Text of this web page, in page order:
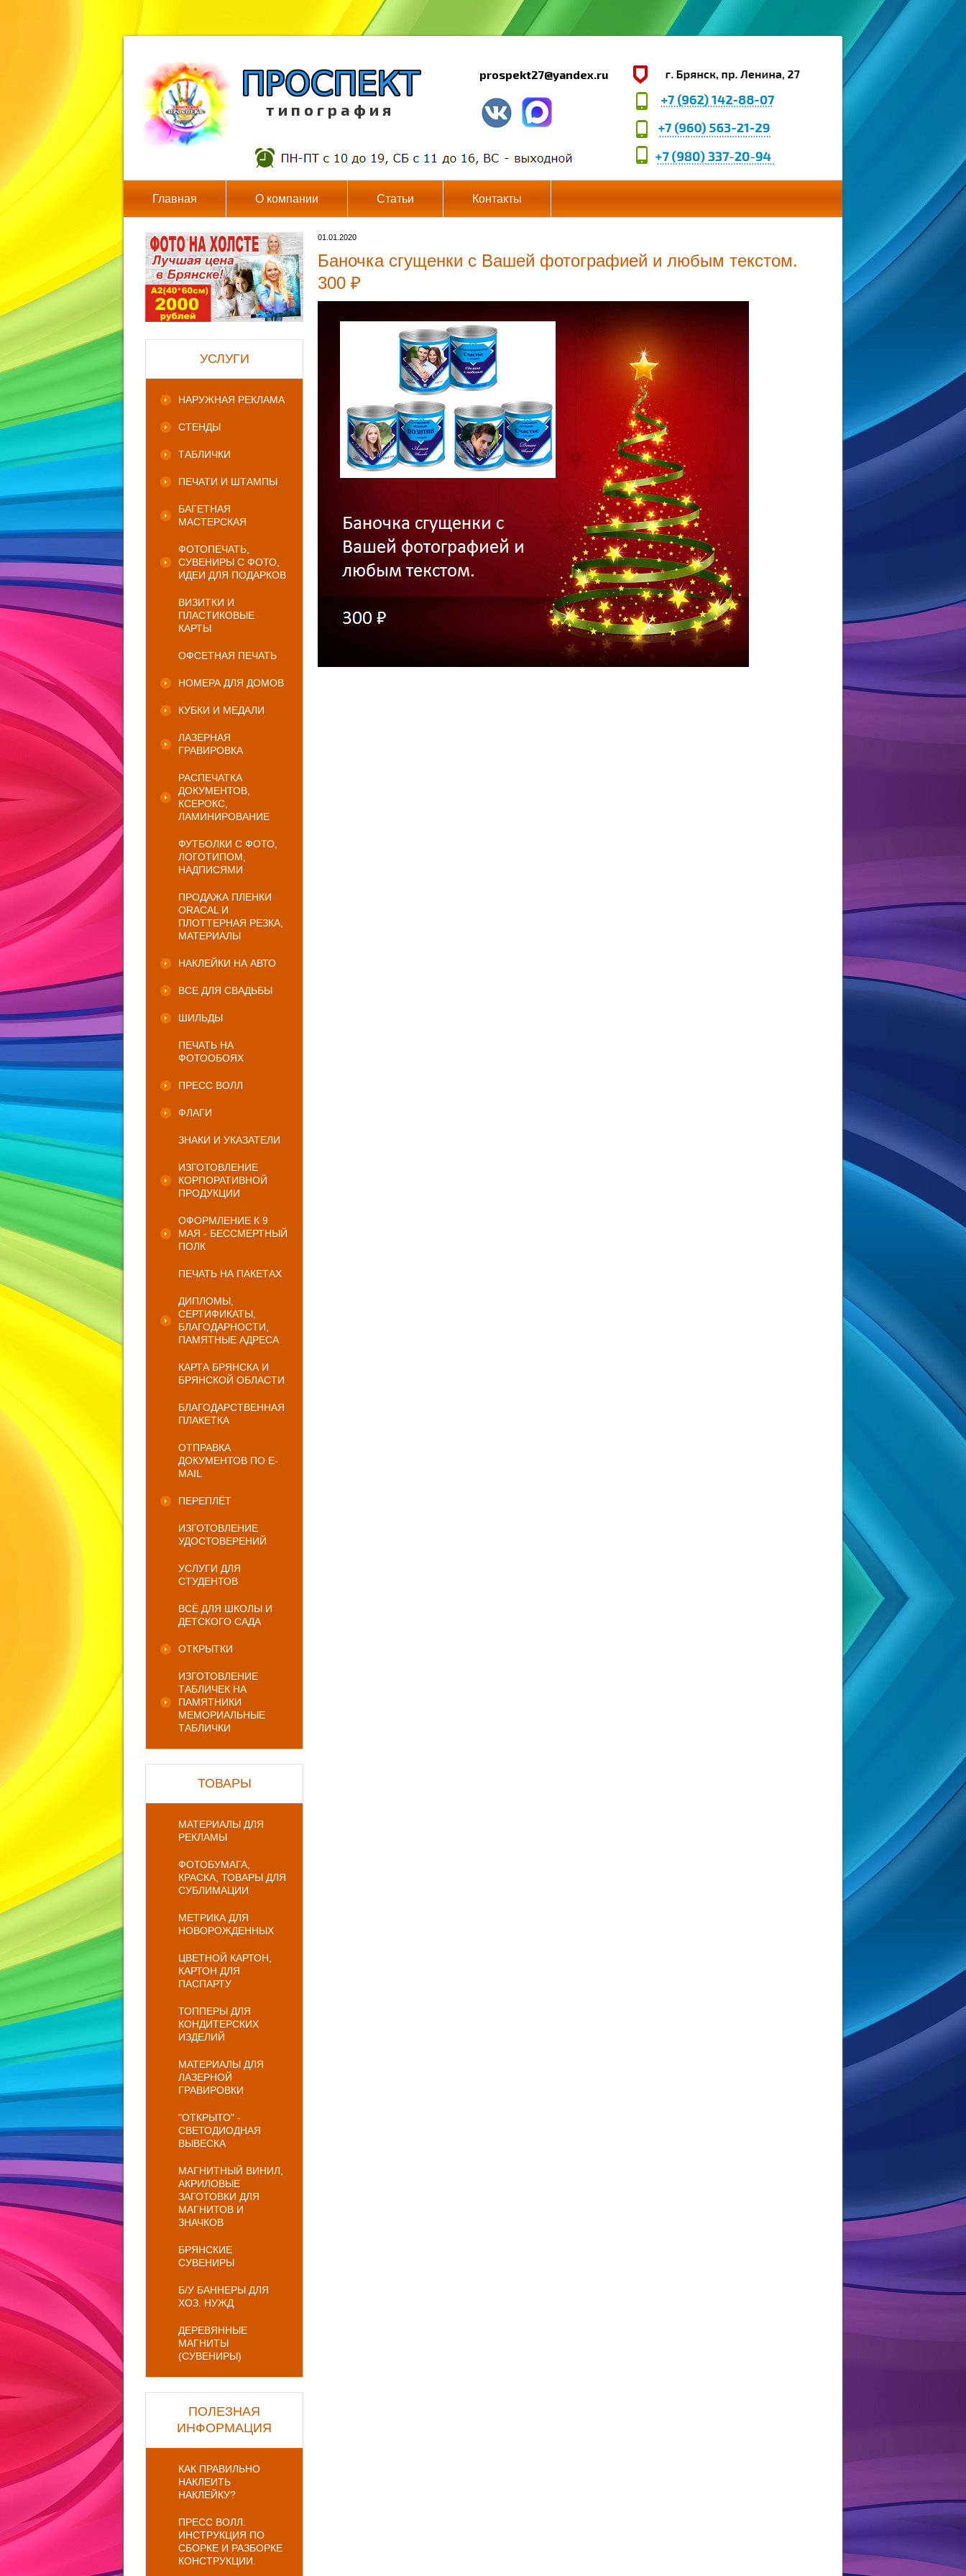
т и п о г р а ф и я
prospekt27@yandex.ru
Главная О компании Статьи Контакты
УСЛУГИ
НАРУЖНАЯ РЕКЛАМА
СТЕНДЫ
ТАБЛИЧКИ
ПЕЧАТИ И ШТАМПЫ
БАГЕТНАЯ
МАСТЕРСКАЯ
ФОТОПЕЧАТЬ,
СУВЕНИРЫ С ФОТО,
ИДЕИ ДЛЯ ПОДАРКОВ
ВИЗИТКИ И
ПЛАСТИКОВЫЕ
КАРТЫ
ОФСЕТНАЯ ПЕЧАТЬ
НОМЕРА ДЛЯ ДОМОВ
КУБКИ И МЕДАЛИ
ЛАЗЕРНАЯ
ГРАВИРОВКА
РАСПЕЧАТКА
ДОКУМЕНТОВ,
КСЕРОКС,
ЛАМИНИРОВАНИЕ
ФУТБОЛКИ С ФОТО,
ЛОГОТИПОМ,
НАДПИСЯМИ
ПРОДАЖА ПЛЕНКИ
ORACAL И
ПЛОТТЕРНАЯ РЕЗКА,
МАТЕРИАЛЫ
НАКЛЕЙКИ НА АВТО
ВСЕ ДЛЯ СВАДЬБЫ
ШИЛЬДЫ
ПЕЧАТЬ НА
ФОТООБОЯХ
ПРЕСС ВОЛЛ
ФЛАГИ
ЗНАКИ И УКАЗАТЕЛИ
ИЗГОТОВЛЕНИЕ
КОРПОРАТИВНОЙ
ПРОДУКЦИИ
ОФОРМЛЕНИЕ К 9
МАЯ - БЕССМЕРТНЫЙ
ПОЛК
ПЕЧАТЬ НА ПАКЕТАХ
ДИПЛОМЫ,
СЕРТИФИКАТЫ,
БЛАГОДАРНОСТИ,
ПАМЯТНЫЕ АДРЕСА
КАРТА БРЯНСКА И
БРЯНСКОЙ ОБЛАСТИ
БЛАГОДАРСТВЕННАЯ
ПЛАКЕТКА
ОТПРАВКА
ДОКУМЕНТОВ ПО E-
MAIL
ПЕРЕПЛЁТ
ИЗГОТОВЛЕНИЕ
УДОСТОВЕРЕНИЙ
УСЛУГИ ДЛЯ
СТУДЕНТОВ
ВСЁ ДЛЯ ШКОЛЫ И
ДЕТСКОГО САДА
ОТКРЫТКИ
ИЗГОТОВЛЕНИЕ
ТАБЛИЧЕК НА
ПАМЯТНИКИ
МЕМОРИАЛЬНЫЕ
ТАБЛИЧКИ
ТОВАРЫ
МАТЕРИАЛЫ ДЛЯ
РЕКЛАМЫ
ФОТОБУМАГА,
КРАСКА, ТОВАРЫ ДЛЯ
СУБЛИМАЦИИ
МЕТРИКА ДЛЯ
НОВОРОЖДЕННЫХ
ЦВЕТНОЙ КАРТОН,
КАРТОН ДЛЯ
ПАСПАРТУ
ТОППЕРЫ ДЛЯ
КОНДИТЕРСКИХ
ИЗДЕЛИЙ
МАТЕРИАЛЫ ДЛЯ
ЛАЗЕРНОЙ
ГРАВИРОВКИ
"ОТКРЫТО" -
СВЕТОДИОДНАЯ
ВЫВЕСКА
МАГНИТНЫЙ ВИНИЛ,
АКРИЛОВЫЕ
ЗАГОТОВКИ ДЛЯ
МАГНИТОВ И
ЗНАЧКОВ
БРЯНСКИЕ
СУВЕНИРЫ
Б/У БАННЕРЫ ДЛЯ
ХОЗ. НУЖД
ДЕРЕВЯННЫЕ
МАГНИТЫ
(СУВЕНИРЫ)
ПОЛЕЗНАЯ
ИНФОРМАЦИЯ
КАК ПРАВИЛЬНО
НАКЛЕИТЬ
НАКЛЕЙКУ?
ПРЕСС ВОЛЛ.
ИНСТРУКЦИЯ ПО
СБОРКЕ И РАЗБОРКЕ
КОНСТРУКЦИИ.
01.01.2020
Баночка сгущенки с Вашей фотографией и любым текстом.
300 ₽